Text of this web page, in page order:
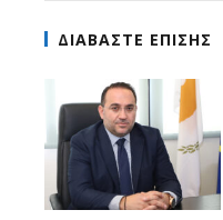
ΔΙΑΒΑΣΤΕ ΕΠΙΣΗΣ